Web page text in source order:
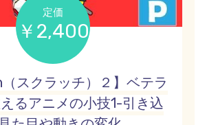
定価
￥2,400
（スクラッチ）２】ベテラ
るアニメの小技1-引き込